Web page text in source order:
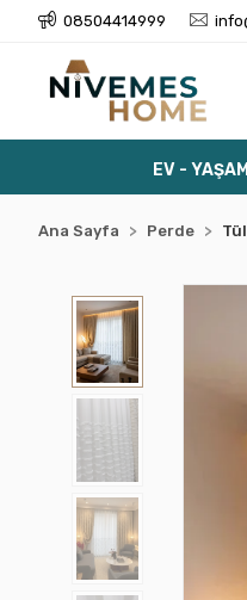
08504414999
EV - YAŞAM
Ana Sayfa Perde